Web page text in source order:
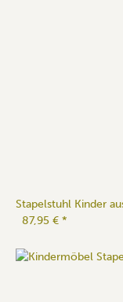
Stapelstuhl Kinder
87,95 € *